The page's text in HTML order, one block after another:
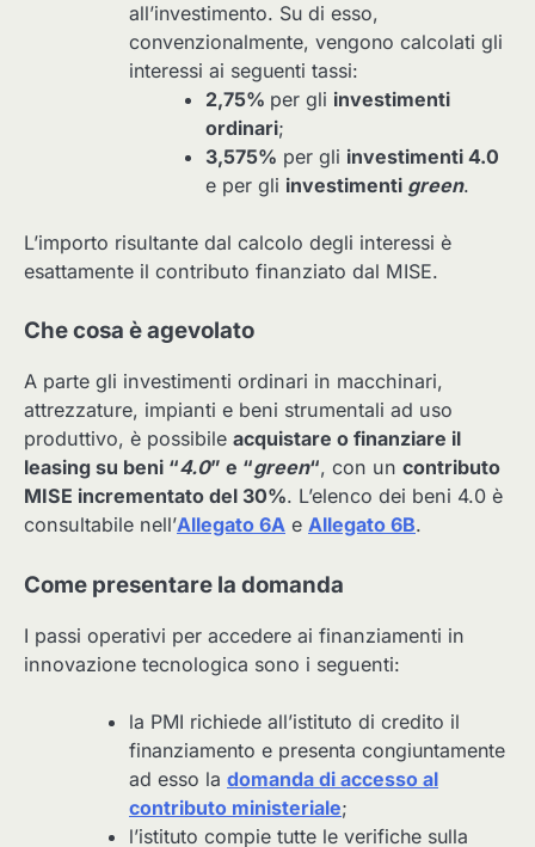
all’investimento. Su di esso,
convenzionalmente, vengono calcolati gli
interessi ai seguenti tassi:
2,75% per gli investimenti
ordinari;
3,575% per gli investimenti 4.0
e per gli investimenti green.
L’importo risultante dal calcolo degli interessi è
esattamente il contributo finanziato dal MISE.
Che cosa è agevolato
A parte gli investimenti ordinari in macchinari,
attrezzature, impianti e beni strumentali ad uso
produttivo, è possibile acquistare o finanziare il
leasing su beni “4.0” e “green“, con un contributo
MISE incrementato del 30%. L’elenco dei beni 4.0 è
consultabile nell’Allegato 6A e Allegato 6B.
Come presentare la domanda
I passi operativi per accedere ai finanziamenti in
innovazione tecnologica sono i seguenti:
la PMI richiede all’istituto di credito il
finanziamento e presenta congiuntamente
ad esso la domanda di accesso al
contributo ministeriale;
l’istituto compie tutte le verifiche sulla